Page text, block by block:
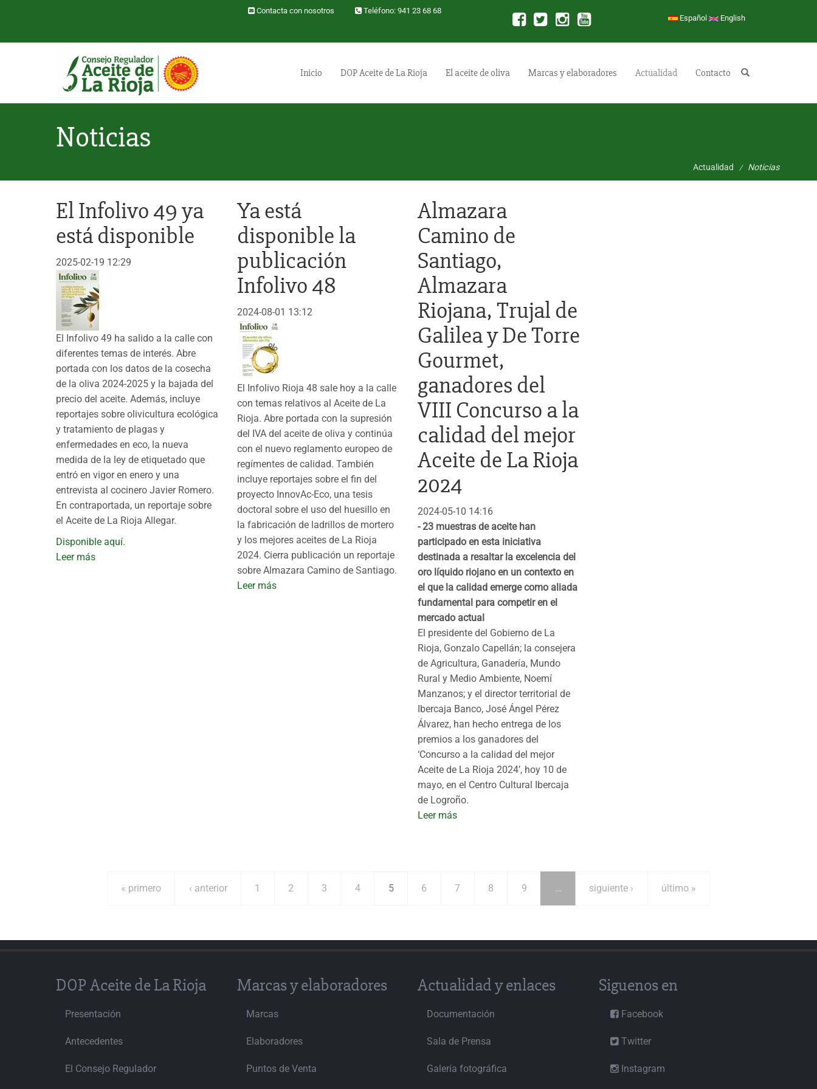
Contacta con nosotros
Teléfono: 941 23 68 68
Español
English
Inicio DOP Aceite de La Rioja El aceite de oliva Marcas y elaboradores Actualidad Contacto
Noticias
Actualidad / Noticias
El Infolivo 49 ya
está disponible
2025-02-19 12:29
El Infolivo 49 ha salido a la calle con
diferentes temas de interés. Abre
portada con los datos de la cosecha
de la oliva 2024-2025 y la bajada del
precio del aceite. Además, incluye
reportajes sobre olivicultura ecológica
y tratamiento de plagas y
enfermedades en eco, la nueva
medida de la ley de etiquetado que
entró en vigor en enero y una
entrevista al cocinero Javier Romero.
En contraportada, un reportaje sobre
el Aceite de La Rioja Allegar.
Disponible aquí.
Leer más
Ya está
disponible la
publicación
Infolivo 48
2024-08-01 13:12
El Infolivo Rioja 48 sale hoy a la calle
con temas relativos al Aceite de La
Rioja. Abre portada con la supresión
del IVA del aceite de oliva y continúa
con el nuevo reglamento europeo de
regímentes de calidad. También
incluye reportajes sobre el fin del
proyecto InnovAc-Eco, una tesis
doctoral sobre el uso del huesillo en
la fabricación de ladrillos de mortero
y los mejores aceites de La Rioja
2024. Cierra publicación un reportaje
sobre Almazara Camino de Santiago.
Leer más
Almazara
Camino de
Santiago,
Almazara
Riojana, Trujal de
Galilea y De Torre
Gourmet,
ganadores del
VIII Concurso a la
calidad del mejor
Aceite de La Rioja
2024
2024-05-10 14:16
- 23 muestras de aceite han
participado en esta iniciativa
destinada a resaltar la excelencia del
oro líquido riojano en un contexto en
el que la calidad emerge como aliada
fundamental para competir en el
mercado actual
El presidente del Gobierno de La
Rioja, Gonzalo Capellán; la consejera
de Agricultura, Ganadería, Mundo
Rural y Medio Ambiente, Noemí
Manzanos; y el director territorial de
Ibercaja Banco, José Ángel Pérez
Álvarez, han hecho entrega de los
premios a los ganadores del
‘Concurso a la calidad del mejor
Aceite de La Rioja 2024’, hoy 10 de
mayo, en el Centro Cultural Ibercaja
de Logroño.
Leer más
« primero ‹ anterior 1 2 3 4 5 6 7 8 9 … siguiente › último »
DOP Aceite de La Rioja
Presentación
Antecedentes
El Consejo Regulador
Marcas y elaboradores
Marcas
Elaboradores
Puntos de Venta
Actualidad y enlaces
Documentación
Sala de Prensa
Galería fotográfica
Siguenos en
Facebook
Twitter
Instagram